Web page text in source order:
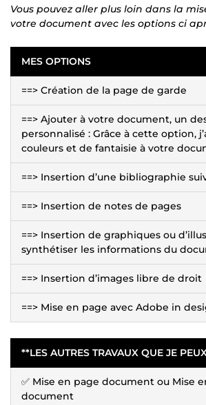
Vous pouvez aller plus loin dans la
votre document avec les options ci
MES OPTIONS
==> Création de la page de garde
==> Ajouter à votre document, un
personnalisé : Grâce à cette option,
couleurs et de fantaisie à votre
==> Insertion d’une bibliographie
==> Insertion de notes de pages
==> Insertion de graphiques ou
synthétiser les informations du
==> Insertion d’images libre de droit
==> Mise en page avec Adobe in
**LES AUTRES TRAVAUX QUE JE
✅ Mise en page document ou Mise
document